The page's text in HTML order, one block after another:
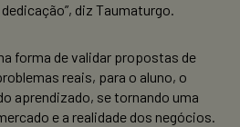
diz Taumaturgo.
forma de validar propostas de
reais, para o aluno, o
aprendizado, se tornando uma
e a realidade dos negócios.